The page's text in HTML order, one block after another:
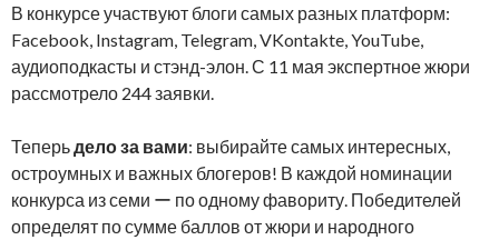
В конкурсе участвуют блоги самых разных платформ:
Facebook, Instagram, Telegram, VKontakte, YouTube,
аудиоподкасты и стэнд-элон. С 11 мая экспертное жюри
рассмотрело 244 заявки.
Теперьдело за вами: выбирайте самых интересных,
остроумных и важных блогеров! В каждой номинации
конкурса из семи ー по одному фавориту. Победителей
определят по сумме баллов от жюри и народного